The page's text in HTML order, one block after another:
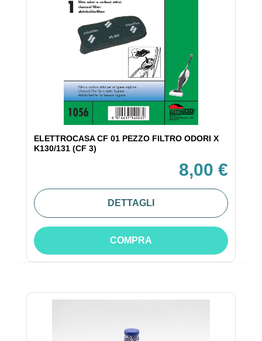
ELETTROCASA CF 01 PEZZO FILTRO ODORI X
K130/131 (CF 3)
8,00 €
DETTAGLI
COMPRA